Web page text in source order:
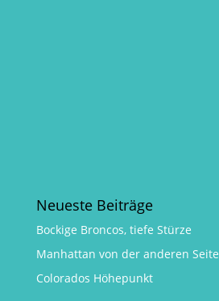
Neueste Beiträge
Bockige Broncos, tiefe Stürze
Manhattan von der anderen Seite
Colorados Höhepunkt